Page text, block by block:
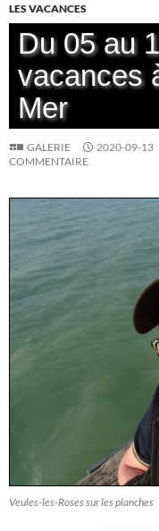
LES VACANCES
Du 05 au
vacances
Mer
GALERIE 2020-09-13
COMMENTAIRE
Veules-les-Roses sur les planches